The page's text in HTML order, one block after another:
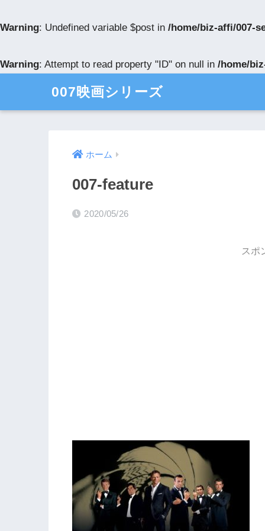
Warning: Undefined variable $post in /home/biz-affi/007-
Warning: Attempt to read property "ID" on null in /home/
007映画シリーズ
ホーム
007-feature
2020/05/26
スポ